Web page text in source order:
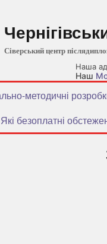
Наша
Наш
Сіверський центр
методичні
Які безоплатні